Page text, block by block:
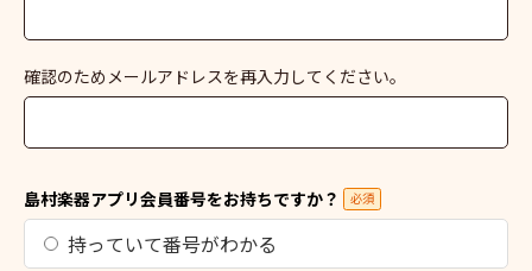
確認のためメールアドレスを再入力してください。
島村楽器アプリ会員番号をお持ちですか？ 必須
持っていて番号がわかる